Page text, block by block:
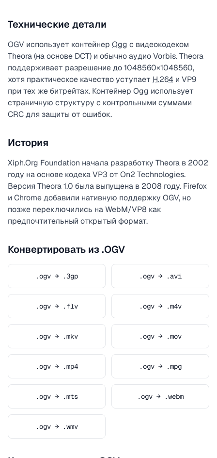
Технические детали
OGV использует контейнер Ogg с видеокодеком
Theora (на основе DCT) и обычно аудио Vorbis. Theora
поддерживает разрешение до 1048560×1048560,
хотя практическое качество уступает H.264 и VP9
при тех же битрейтах. Контейнер Ogg использует
страничную структуру с контрольными суммами
CRC для защиты от ошибок.
История
Xiph.Org Foundation начала разработку Theora в 2002
году на основе кодека VP3 от On2 Technologies.
Версия Theora 1.0 была выпущена в 2008 году. Firefox
и Chrome добавили нативную поддержку OGV, но
позже переключились на WebM/VP8 как
предпочтительный открытый формат.
Конвертировать из .OGV
.ogv → .3gp .ogv → .avi
.ogv → .flv .ogv → .m4v
.ogv → .mkv .ogv → .mov
.ogv → .mp4 .ogv → .mpg
.ogv → .mts .ogv → .webm
.ogv → .wmv